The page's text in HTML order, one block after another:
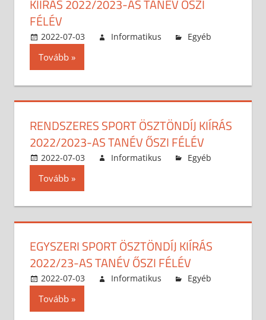
KIÍRÁS 2022/2023-AS TANÉV ŐSZI
FÉLÉV
2022-07-03 Informatikus Egyéb
Tovább
RENDSZERES SPORT ÖSZTÖNDÍJ KIÍRÁS
2022/2023-AS TANÉV ŐSZI FÉLÉV
2022-07-03 Informatikus Egyéb
Tovább
EGYSZERI SPORT ÖSZTÖNDÍJ KIÍRÁS
2022/23-AS TANÉV ŐSZI FÉLÉV
2022-07-03 Informatikus Egyéb
Tovább